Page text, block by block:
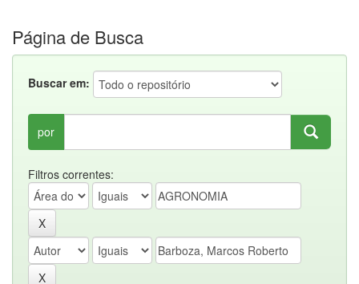
Página de Busca
Buscar em:
por
Filtros correntes: